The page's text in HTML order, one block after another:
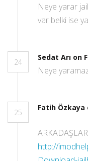
Neye yarar
var belki ise
24
Sedat Arı on
Neye
25
Fatih Özkaya
http://